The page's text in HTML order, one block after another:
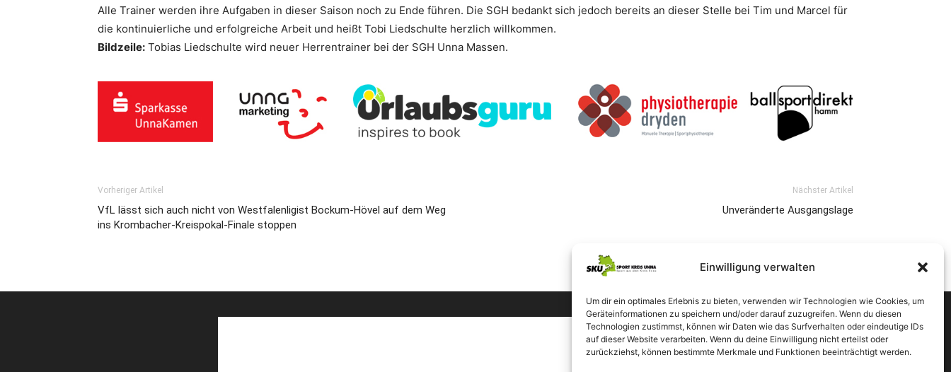
Einwilligung verwalten
Um dir ein optimales Erlebnis zu bieten, verwenden wir Technologien wie Cookies, um
Geräteinformationen zu speichern und/oder darauf zuzugreifen. Wenn du diesen
Technologien zustimmst, können wir Daten wie das Surfverhalten oder eindeutige IDs
auf dieser Website verarbeiten. Wenn du deine Einwilligung nicht erteilst oder
zurückziehst, können bestimmte Merkmale und Funktionen beeinträchtigt werden.
Alle Trainer werden ihre Aufgaben in dieser Saison noch zu Ende führen. Die SGH bedankt sich jedoch bereits an dieser Stelle bei Tim und Marcel für
die kontinuierliche und erfolgreiche Arbeit und heißt Tobi Liedschulte herzlich willkommen.
Bildzeile: Tobias Liedschulte wird neuer Herrentrainer bei der SGH Unna Massen.
Vorheriger Artikel
VfL lässt sich auch nicht von Westfalenligist Bockum-Hövel auf dem Weg
ins Krombacher-Kreispokal-Finale stoppen
Nächster Artikel
Unveränderte Ausgangslage